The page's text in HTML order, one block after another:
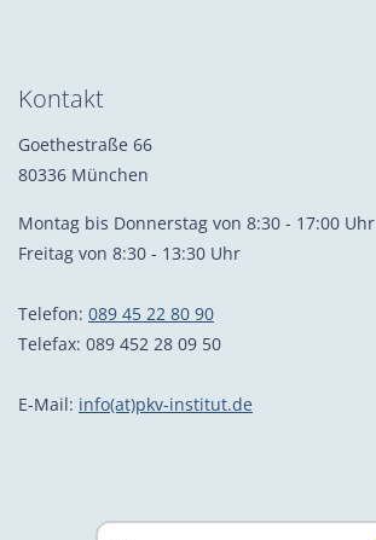
Kontakt
Goethestraße 66
80336 München
Montag bis Donnerstag von 8:30 - 17:00 Uhr
Freitag von 8:30 - 13:30 Uhr
Telefon: 089 45 22 80 90
Telefax: 089 452 28 09 50
E-Mail: info(at)pkv-institut.de